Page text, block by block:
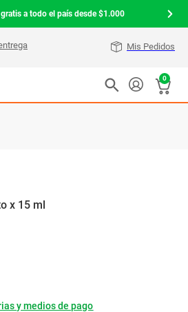
gratis a todo el país desde $1.000
Mis Pedidos
0
x 15 ml
y medios de pago